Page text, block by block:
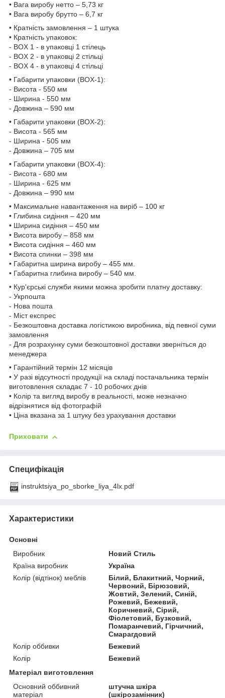
• Вага виробу нетто – 5,73 кг
• Вага виробу брутто – 6,7 кг
• Кратність замовлення – 1 штука
• Кратність упаковок:
- BOX 1 - в упаковці 1 стілець
- BOX 2 - в упаковці 2 стільці
- BOX 4 - в упаковці 4 стільці
• Габарити упаковки (BOX-1):
- Висота - 550 мм
- Ширина - 550 мм
- Довжина – 590 мм
• Габарити упаковки (BOX-2):
- Висота - 565 мм
- Ширина - 505 мм
- Довжина – 705 мм
• Габарити упаковки (BOX-4):
- Висота - 680 мм
- Ширина - 625 мм
- Довжина – 990 мм
• Максимальне навантаження на виріб – 100 кг
• Глибина сидіння – 420 мм
• Ширина сидіння – 450 мм
• Висота виробу – 858 мм
• Висота сидіння – 460 мм
• Висота спинки – 398 мм
• Габаритна ширина виробу – 455 мм.
• Габаритна глибина виробу – 540 мм.
• Кур'єрські служби якими можна зробити платну доставку:
- Укрпошта
- Нова пошта
- Міст експрес
- Безкоштовна доставка логістикою виробника, від певної суми
замовлення
- Для розрахунку суми безкоштовної доставки зверніться до
менеджера
• Гарантійний термін 12 місяців
• У разі відсутності продукції на складі постачальника термін
виготовлення складає 7 - 10 робочих днів
• Колір та вигляд виробу в реальності, може незначно
відрізнятися від фотографій
• Ціна вказана за 1 штуку без урахування доставки
Приховати
Специфікація
instruktsiya_po_sborke_liya_4lx.pdf
Характеристики
Основні
Виробник
Новий Стиль
Країна виробник
Україна
Колір (відтінок) меблів
Білий, Блакитний, Чорний,
Червоний, Бірюзовий,
Жовтий, Зелений, Синій,
Рожевий, Бежевий,
Коричневий, Сірий,
Фіолетовий, Бузковий,
Помаранчевий, Гірчичний,
Смарагдовий
Колір оббивки
Бежевий
Колір
Бежевий
Матеріал виготовлення
Основний оббивний
матеріал
штучна шкіра
(шкірозамінник)